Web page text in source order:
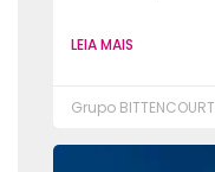
LEIA MAIS
Grupo BITTENCOURT